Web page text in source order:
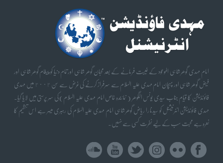
امام مہدی گوھر شاہی الموعود کے غیبت فرمانے کے بعد محبان گوھر شاہی اورتمام دنیا کو پیغام گوھر شاہی اور
فیض گوھر شاہی اور پہچان امام مہدی علیہ السلام سے سرفراز کرنے کی غرض سے سن ٢٠٠٢ میں مہدی
فائونڈیشن کا قیام جناب سیدی یونس الگوھر ( نمائندہ خاص امام مہدی علیہ السلام) کی سر پرستی میں لایا گیا۔
مہدی فائونڈیشن انٹرنیشنل کو سیدنا را ریاض گوھر شاہی امام مہدی علیہ السلام کی رہبری میسر ہے اس تنظیم کا
نعرہ ہے محبت سب کے لیے نفرت کسی سے نہیں۔